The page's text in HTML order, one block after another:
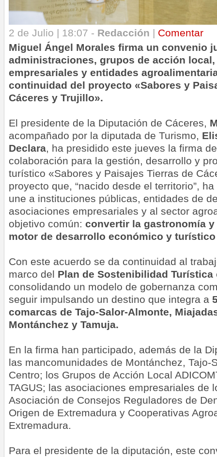
2 de Julio | 18:07 - Redacción | Comentar
Miguel Ángel Morales firma un convenio
administraciones, grupos de acción
empresariales y entidades
continuidad del proyecto «Sabores y
Cáceres y Trujillo».
El presidente de la Diputación de Cáceres,
acompañado por la diputada de Turismo,
Declara, ha presidido este jueves la firma
colaboración para la gestión, desarrollo y
turístico «Sabores y Paisajes Tierras de
proyecto que, “nacido desde el territorio”,
une a instituciones públicas, entidades de
asociaciones empresariales y al sector
objetivo común: convertir la gastronomía
motor de desarrollo económico y
Con este acuerdo se da continuidad al
marco del Plan de Sostenibilidad Turística
consolidando un modelo de gobernanza
seguir impulsando un destino que integra a
comarcas de Tajo-Salor-Almonte,
Montánchez y Tamuja.
En la firma han participado, además de la
las mancomunidades de Montánchez, Tajo-
Centro; los Grupos de Acción Local
TAGUS; las asociaciones empresariales de
Asociación de Consejos Reguladores de
Origen de Extremadura y Cooperativas
Extremadura.
Para el presidente de la diputación, este